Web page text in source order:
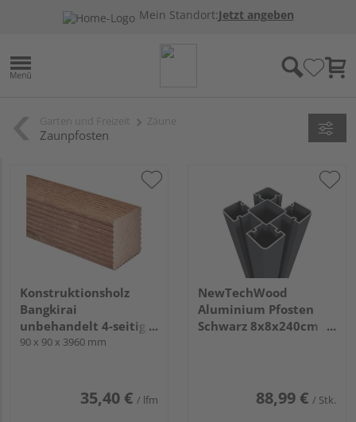
Mein Standort:Jetzt angeben
Zaunpfosten
Konstruktionsholz
Bangkirai
unbehandelt 4-seitig
geriffelt
90 x 90 x 3960 mm
35,40 € / lfm
NewTechWood
Aluminium Pfosten
Schwarz 8x8x240cm
88,99 € / Stk.